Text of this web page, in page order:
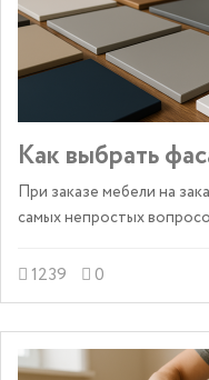
Как выбрать
При заказе мебели на
самых непростых
1239 0